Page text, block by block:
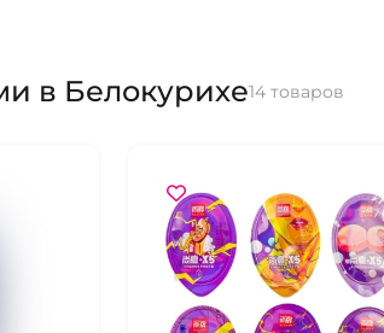
в Белокурихе14 товаров